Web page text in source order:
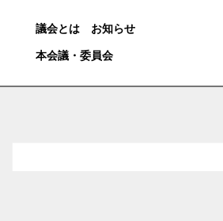
議会とは
お知らせ
本会議・委員会